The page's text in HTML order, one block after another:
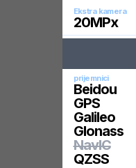
Ekstra kamera
20MPx
prijemnici
Beidou
GPS
Galileo
Glonass
NavIC
QZSS